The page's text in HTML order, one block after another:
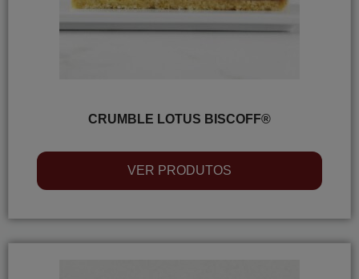
CRUMBLE LOTUS BISCOFF®
VER PRODUTOS